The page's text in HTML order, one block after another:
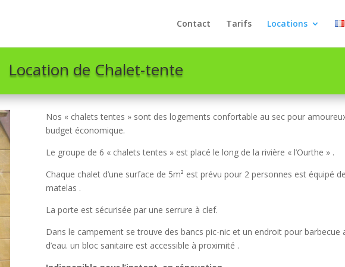
Contact Tarifs Locations
Location de Chalet-tente
Nos « chalets tentes » sont des logements confortable au sec pour
budget économique.
Le groupe de 6 « chalets tentes » est placé le long de la rivière « l’Ourthe » .
Chaque chalet d’une surface de 5m² est prévu pour 2 personnes est équipé de
matelas .
La porte est sécurisée par une serrure à clef.
Dans le campement se trouve des bancs pic-nic et un endroit pour barbecue
d’eau. un bloc sanitaire est accessible à proximité .